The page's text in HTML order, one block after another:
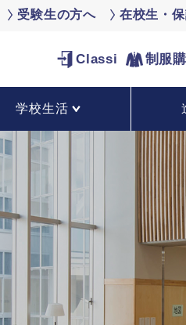
受験生の方へ 在校生・
Classi 制服
学校生活